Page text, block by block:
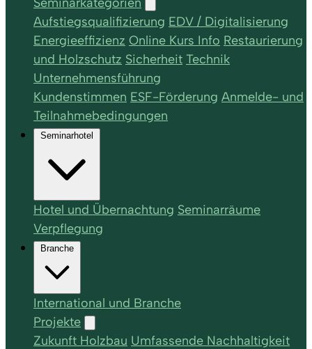
Aufstiegsqualifizierung EDV / Digitalisierung
Energieeffizienz Online Kurs Info Restaurierung
und Holzschutz Sicherheit Technik
Unternehmensführung
Kundenstimmen ESF-Förderung Anmelde- und
Teilnahmebedingungen
Seminarhotel
Hotel und Übernachtung Seminarräume
Verpflegung
Branche
International und Branche
Projekte
Zukunft Holzbau Umfassende Nachhaltigkeit